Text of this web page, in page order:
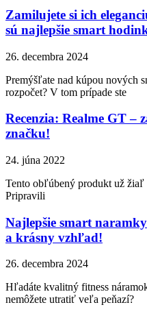
Zamilujete si ich
sú najlepšie smart
26. decembra 2024
Premýšľate nad kúpou nových
rozpočet? V tom prípade ste
Recenzia: Realme GT –
značku!
24. júna 2022
Tento obľúbený produkt už žiaľ
Pripravili
Najlepšie smart
a krásny vzhľad!
26. decembra 2024
Hľadáte kvalitný fitness
nemôžete utratiť veľa peňazí?